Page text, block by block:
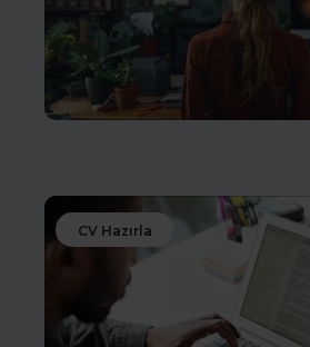
CV Hazırla